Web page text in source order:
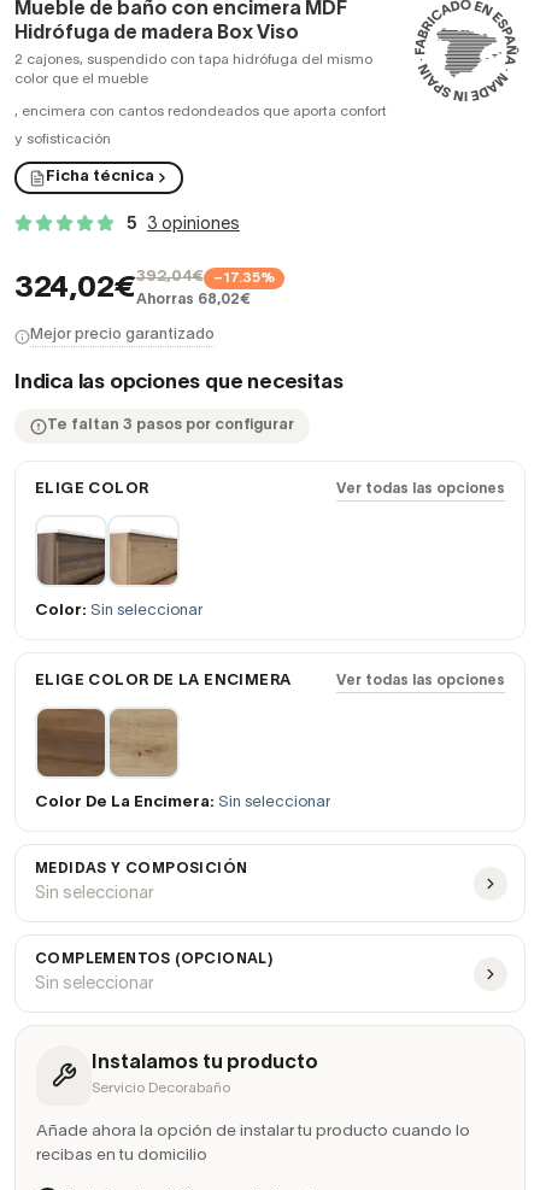
Mueble de baño con encimera MDF
Hidrófuga de madera Box Viso
2 cajones, suspendido con tapa hidrófuga del mismo
color que el mueble
, encimera con cantos redondeados que aporta confort
y sofisticación
Ficha técnica
5 3 opiniones
324,02€392,04€ −17.35%
Ahorras 68,02€
Mejor precio garantizado
Indica las opciones que necesitas
Te faltan 3 pasos por configurar
ELIGE COLOR Ver todas las opciones
Color: Sin seleccionar
ELIGE COLOR DE LA ENCIMERA Ver todas las opciones
Color De La Encimera: Sin seleccionar
MEDIDAS Y COMPOSICIÓN
Sin seleccionar
COMPLEMENTOS (OPCIONAL)
Sin seleccionar
Instalamos tu producto
Servicio Decorabaño
Añade ahora la opción de instalar tu producto cuando lo
recibas en tu domicilio